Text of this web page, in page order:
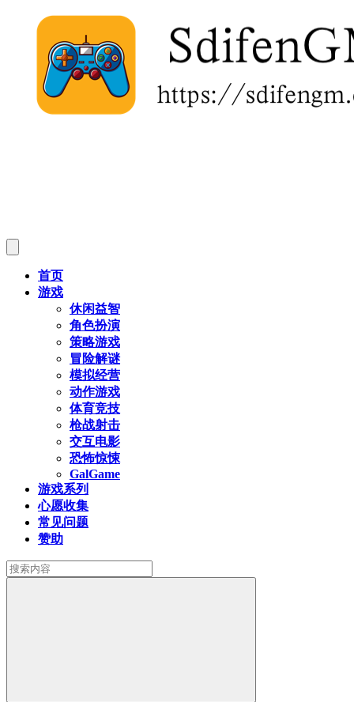
首页
游戏
休闲益智
角色扮演
策略游戏
冒险解谜
模拟经营
动作游戏
体育竞技
枪战射击
交互电影
恐怖惊悚
GalGame
游戏系列
心愿收集
常见问题
赞助